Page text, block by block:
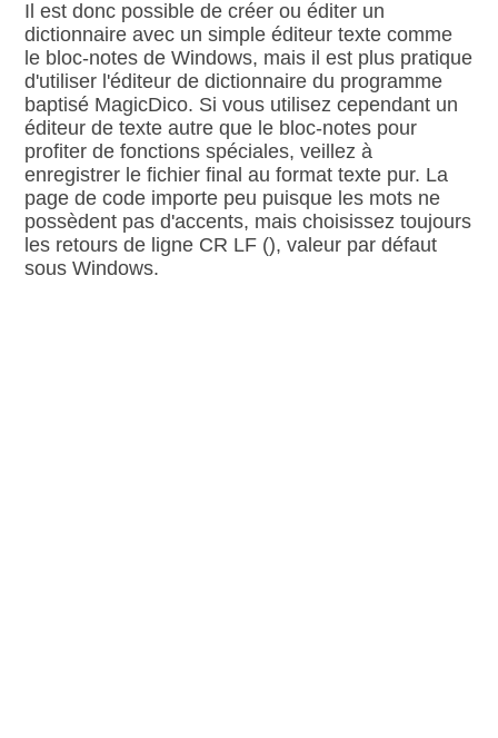
Il est donc possible de créer ou éditer un
dictionnaire avec un simple éditeur texte comme
le bloc‑notes de Windows, mais il est plus pratique
d'utiliser l'éditeur de dictionnaire du programme
baptisé MagicDico. Si vous utilisez cependant un
éditeur de texte autre que le bloc‑notes pour
profiter de fonctions spéciales, veillez à
enregistrer le fichier final au format texte pur. La
page de code importe peu puisque les mots ne
possèdent pas d'accents, mais choisissez toujours
les retours de ligne CR LF (), valeur par défaut
sous Windows.